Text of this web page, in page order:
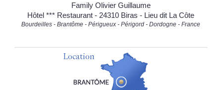
Family Olivier Guillaume
Hôtel *** Restaurant - 24310 Biras - Lieu dit La Côte
Bourdeilles - Brantôme - Périgueux - Périgord - Dordogne - France
Location